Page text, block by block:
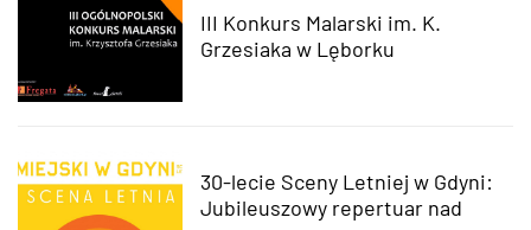
III Konkurs Malarski im. K.
Grzesiaka w Lęborku
30-lecie Sceny Letniej w Gdyni:
Jubileuszowy repertuar nad